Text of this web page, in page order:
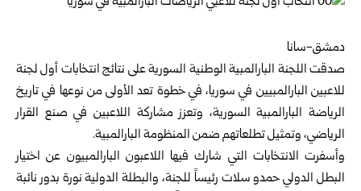
دمشق-سانا
صدقت اللجنة البارالمبية الوطنية السورية على نتائج انتخابات أول لجنة
للاعبين البارالمبيين في ‏سوريا، في خطوة تعد الأولى من نوعها في تاريخ
الرياضة البارالمبية السورية، وتعزز مشاركة ‏اللاعبين في صنع القرار
الرياضي، وتمثيل تطلعاتهم ضمن المنظومة البارالمبية.‏
وأسفرت الانتخابات التي شارك فيها اللاعبون البارالمبيون عن اختيار
البطل الدولي حمدو سلات ‏رئيساً للجنة، والبطلة الدولية نورة بدور نائبة